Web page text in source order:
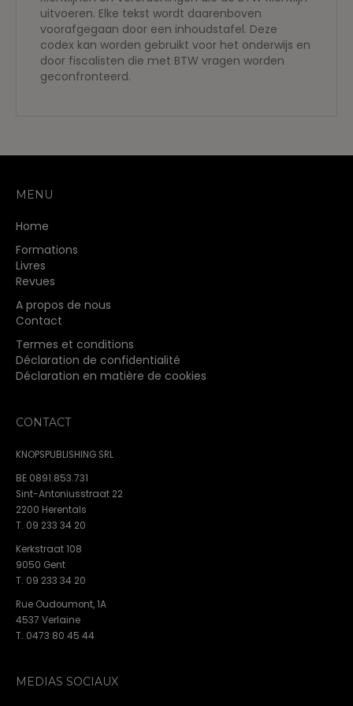
uitvoeren. Elke tekst wordt daarenboven
voorafgegaan door een inhoudstafel. Deze
codex kan worden gebruikt voor het onderwijs en
door fiscalisten die met BTW vragen worden
geconfronteerd.
MENU
Home
Formations
Livres
Revues
A propos de nous
Contact
Termes et conditions
Déclaration de confidentialité
Déclaration en matière de cookies
CONTACT
KNOPSPUBLISHING SRL
BE 0891.853.731
Sint-Antoniusstraat 22
2200 Herentals
T. 09 233 34 20
Kerkstraat 108
9050 Gent
T. 09 233 34 20
Rue Oudoumont, 1A
4537 Verlaine
T. 0473 80 45 44
MEDIAS SOCIAUX